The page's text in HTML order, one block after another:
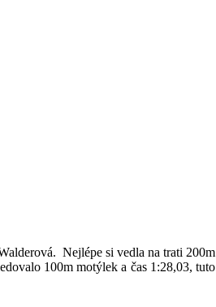
Nejlépe si vedla na trati 200m
100m motýlek a čas 1:28,03, tuto